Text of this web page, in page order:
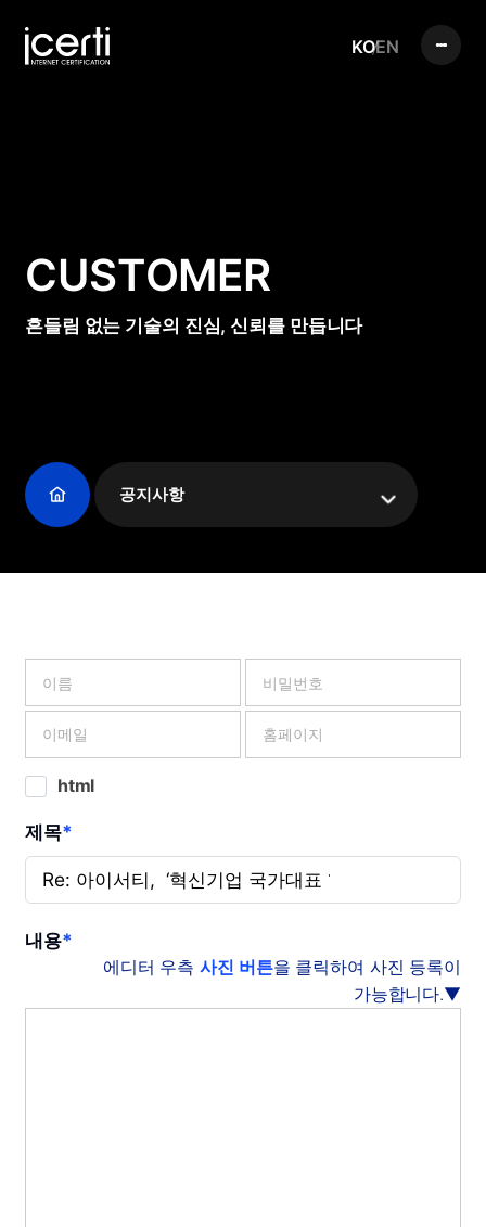
KOEN
CUSTOMER
흔들림 없는 기술의 진심, 신뢰를 만듭니다
공지사항
html
제목*
내용*
에디터 우측사진 버튼을 클릭하여 사진 등록이
가능합니다.▼